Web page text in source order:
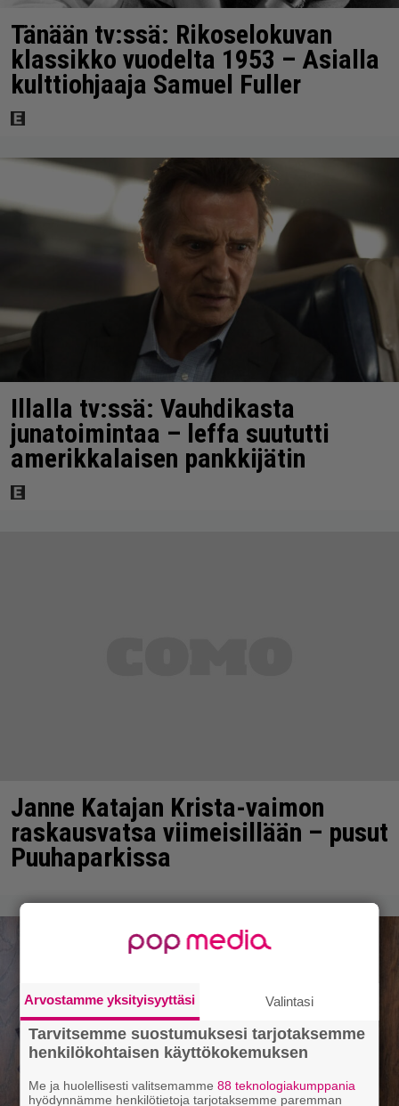
Tänään tv:ssä: Rikoselokuvan
klassikko vuodelta 1953 – Asialla
kulttiohjaaja Samuel Fuller
Illalla tv:ssä: Vauhdikasta
junatoimintaa – leffa suututti
amerikkalaisen pankkijätin
Janne Katajan Krista-vaimon
raskausvatsa viimeisillään – pusut
Puuhaparkissa
Arvostamme yksityisyyttäsi Valintasi
Tarvitsemme suostumuksesi tarjotaksemme
henkilökohtaisen käyttökokemuksen
Me ja huolellisesti valitsemamme88 teknologiakumppania
hyödynnämme henkilötietoja tarjotaksemme paremman